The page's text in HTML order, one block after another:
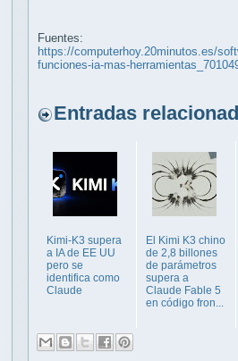
Fuentes:
https://computerhoy.20minutos.es/
funciones-ia-mas-
Entradas
Kimi-K3 supera
a IA de EE UU
pero se
identifica como
Claude
El Kimi K3 chino
de 2,8 billones
de parámetros
supera a
Claude Fable 5
en código fron...